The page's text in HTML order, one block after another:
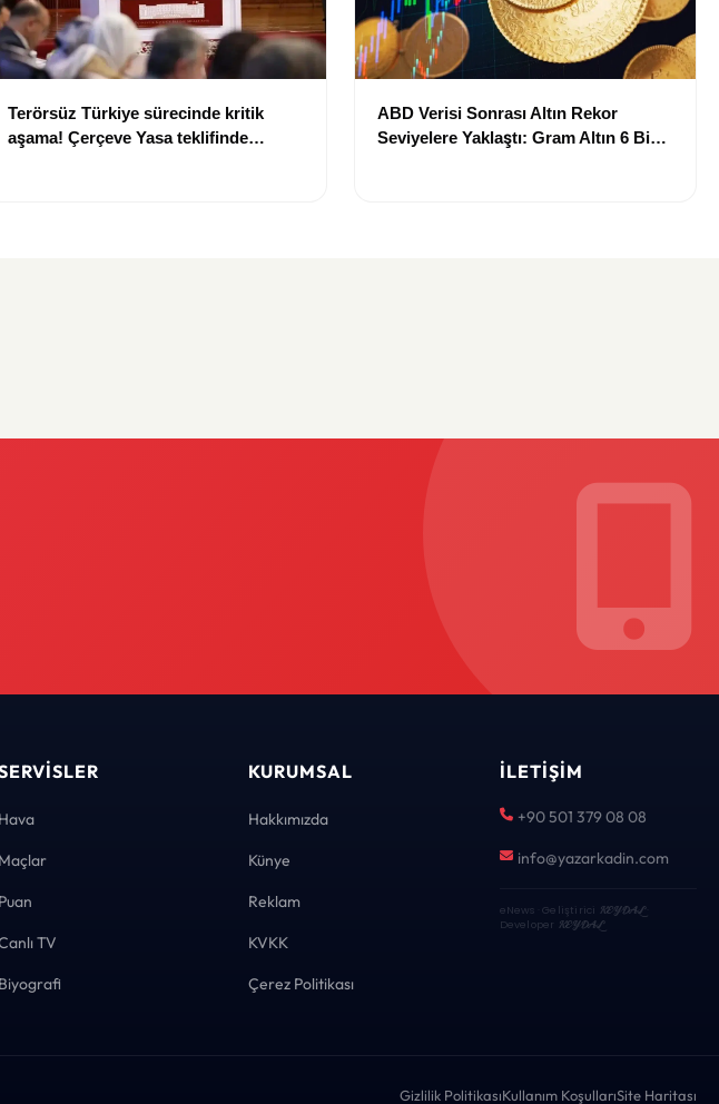
Terörsüz Türkiye sürecinde kritik
aşama! Çerçeve Yasa teklifinde
ABD Verisi Sonrası Altın Rekor
Seviyelere Yaklaştı: Gram Altın 6 Bin
Hava
Maçlar
Puan
TV
Biyografi
KURUMSAL
Hakkımızda
Künye
Reklam
KVKK
Çerez Politikası
İLETIŞIM
+90 501 379 08 08
info@yazarkadin.com
eNews · Geliştirici KEYDAL·
Developer KEYDAL
Gizlilik PolitikasıKullanım KoşullarıSite Haritası